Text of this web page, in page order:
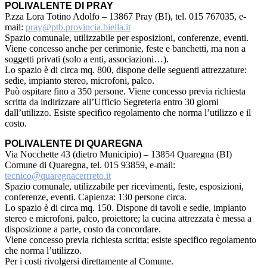
POLIVALENTE DI PRAY
P.zza Lora Totino Adolfo – 13867 Pray (BI), tel. 015 767035, e-
mail: pray@ptb.provincia.biella.it
Spazio comunale, utilizzabile per esposizioni, conferenze, eventi.
Viene concesso anche per cerimonie, feste e banchetti, ma non a
soggetti privati (solo a enti, associazioni…).
Lo spazio è di circa mq. 800, dispone delle seguenti attrezzature:
sedie, impianto stereo, microfoni, palco.
Può ospitare fino a 350 persone. Viene concesso previa richiesta
scritta da indirizzare all’Ufficio Segreteria entro 30 giorni
dall’utilizzo. Esiste specifico regolamento che norma l’utilizzo e il
costo.
POLIVALENTE DI QUAREGNA
Via Nocchette 43 (dietro Municipio) – 13854 Quaregna (BI)
Comune di Quaregna, tel. 015 93859, e-mail:
tecnico@quaregnacerrreto.it
Spazio comunale, utilizzabile per ricevimenti, feste, esposizioni,
conferenze, eventi. Capienza: 130 persone circa.
Lo spazio è di circa mq. 150. Dispone di tavoli e sedie, impianto
stereo e microfoni, palco, proiettore; la cucina attrezzata è messa a
disposizione a parte, costo da concordare.
Viene concesso previa richiesta scritta; esiste specifico regolamento
che norma l’utilizzo.
Per i costi rivolgersi direttamente al Comune.